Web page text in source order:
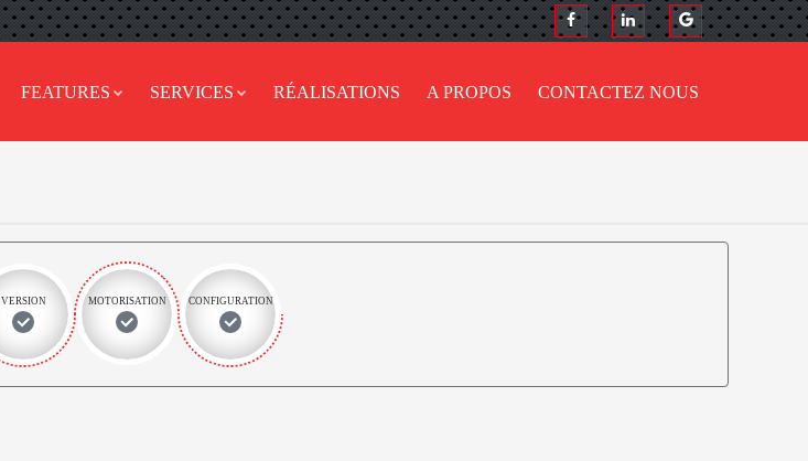
FEATURES SERVICES RÉALISATIONS A PROPOS CONTACTEZ NOUS
VERSION MOTORISATION CONFIGURATION